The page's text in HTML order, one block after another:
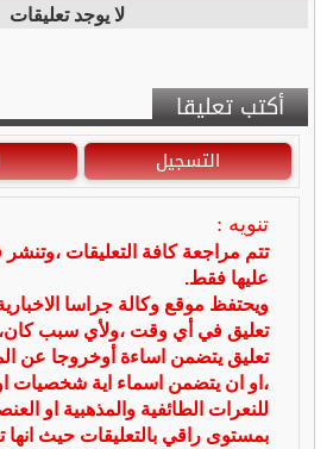
لا يوجد تعليقات
أكتب تعليقا
التسجيل
تنويه :
تتم مراجعة كافة التعليقات
عليها فقط.
ويحتفظ موقع وكالة جراسا
تعليق في أي وقت ،ولأي سبب
تعليق يتضمن اساءة أوخروجا عن
،او ان يتضمن اسماء اية شخصيات او
للنعرات الطائفية والمذهبية او
بمستوى راقي بالتعليقات حيث